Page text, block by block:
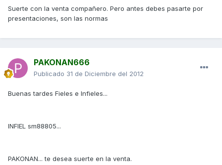
Suerte con la venta compañero. Pero antes debes pasarte por
presentaciones, son las normas
PAKONAN666
Publicado 31 de Diciembre del 2012
Buenas tardes Fieles e Infieles...
INFIEL sm88805...
PAKONAN... te desea suerte en la venta.